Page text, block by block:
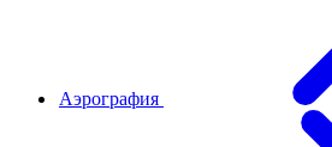
Аэрография